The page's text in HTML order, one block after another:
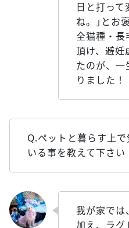
日と打って
ね。｣とお
全猫種・長
頂け、避妊
たのが、一
りました！
Q.ペットと暮らす上
いる事を教えて下さい
我が家では
加え、ラグ